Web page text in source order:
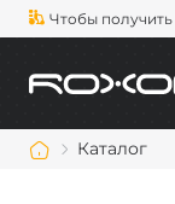
Чтобы получить
Каталог